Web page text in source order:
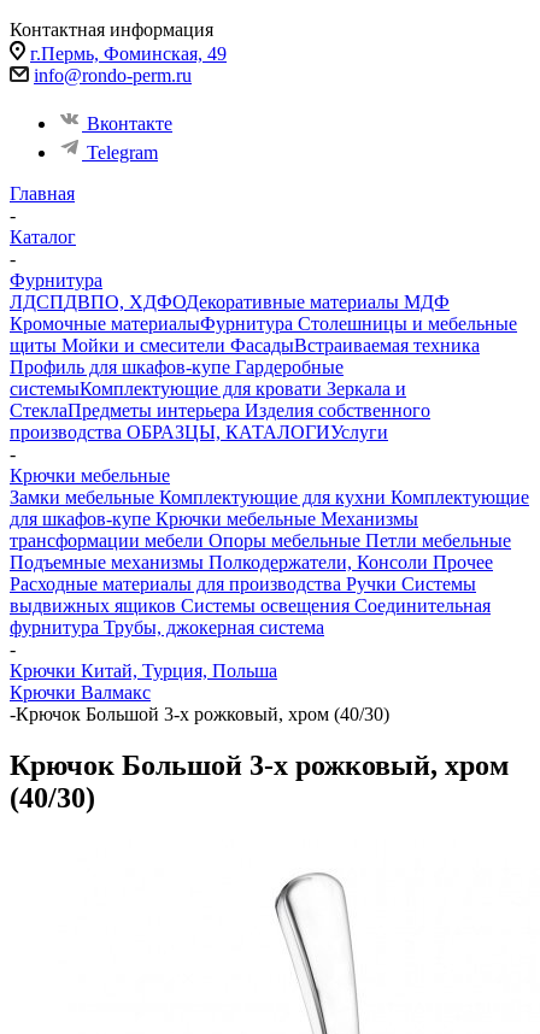
Контактная информация
г.Пермь, Фоминская, 49
info@rondo-perm.ru
Вконтакте
Telegram
Главная
-
Каталог
-
Фурнитура
ЛДСПДВПО, ХДФОДекоративные материалы МДФ
Кромочные материалыФурнитура Столешницы и мебельные
щиты Мойки и смесители ФасадыВстраиваемая техника
Профиль для шкафов-купе Гардеробные
системыКомплектующие для кровати Зеркала и
СтеклаПредметы интерьера Изделия собственного
производства ОБРАЗЦЫ, КАТАЛОГИУслуги
-
Крючки мебельные
Замки мебельные Комплектующие для кухни Комплектующие
для шкафов-купе Крючки мебельные Механизмы
трансформации мебели Опоры мебельные Петли мебельные
Подъемные механизмы Полкодержатели, Консоли Прочее
Расходные материалы для производства Ручки Системы
выдвижных ящиков Системы освещения Соединительная
фурнитура Трубы, джокерная система
-
Крючки Китай, Турция, Польша
Крючки Валмакс
-Крючок Большой 3-х рожковый, хром (40/30)
Крючок Большой 3-х рожковый, хром
(40/30)